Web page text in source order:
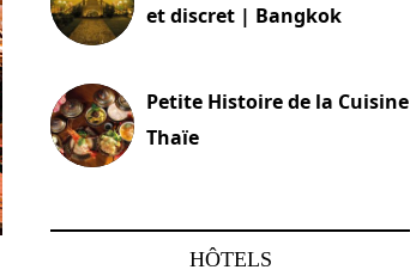
et discret | Bangkok
Petite Histoire de la Cuisine
Thaïe
HÔTELS